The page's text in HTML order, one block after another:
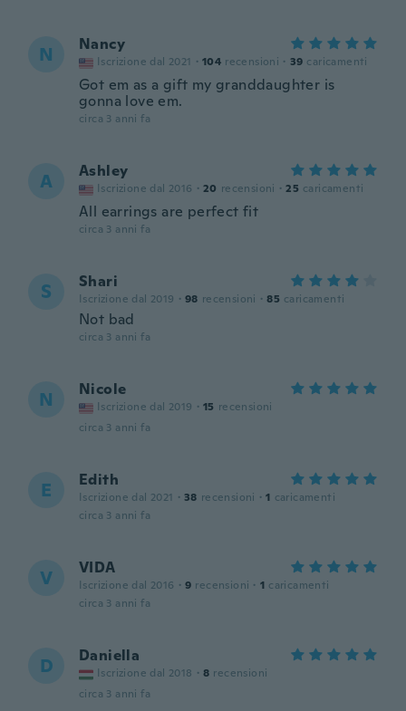
N Nancy
Iscrizione dal 2021 · 104 recensioni · 39 caricamenti
Got em as a gift my granddaughter is
gonna love em.
circa 3 anni fa
A Ashley
Iscrizione dal 2016 · 20 recensioni · 25 caricamenti
All earrings are perfect fit
circa 3 anni fa
S Shari
Iscrizione dal 2019 · 98 recensioni · 85 caricamenti
Not bad
circa 3 anni fa
N Nicole
Iscrizione dal 2019 · 15 recensioni
circa 3 anni fa
E Edith
Iscrizione dal 2021 · 38 recensioni · 1 caricamenti
circa 3 anni fa
V VIDA
Iscrizione dal 2016 · 9 recensioni · 1 caricamenti
circa 3 anni fa
D Daniella
Iscrizione dal 2018 · 8 recensioni
circa 3 anni fa